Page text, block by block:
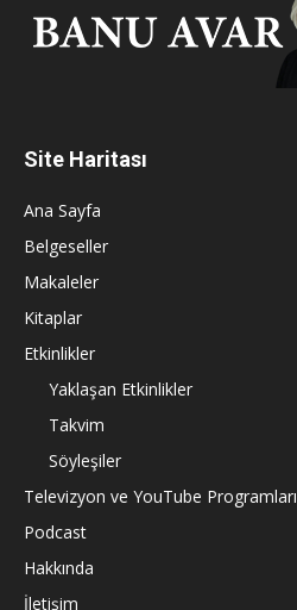
Site Haritası
Ana Sayfa
Belgeseller
Makaleler
Kitaplar
Etkinlikler
Yaklaşan Etkinlikler
Takvim
Söyleşiler
Televizyon ve YouTube Programları
Podcast
Hakkında
İletişim